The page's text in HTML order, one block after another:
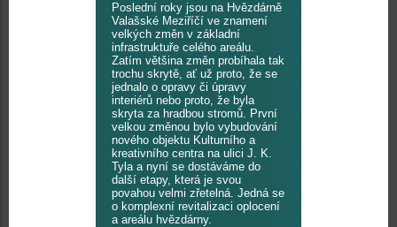
Poslední roky jsou na Hvězdárně
Valašské Meziříčí ve znamení
velkých změn v základní
infrastruktuře celého areálu.
Zatím většina změn probíhala tak
trochu skrytě, ať už proto, že se
jednalo o opravy či úpravy
interiérů nebo proto, že byla
skryta za hradbou stromů. První
velkou změnou bylo vybudování
nového objektu Kulturního a
kreativního centra na ulici J. K.
Tyla a nyní se dostáváme do
další etapy, která je svou
povahou velmi zřetelná. Jedná se
o komplexní revitalizaci oplocení
a areálu hvězdárny.